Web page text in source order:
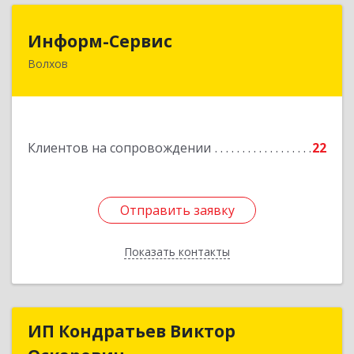
Информ-Сервис
Волхов
Клиентов на сопровождении 22
Отправить заявку
Показать контакты
Отправить заявку
Назад
ИП Кондратьев Виктор
ИП Кондратьев Виктор